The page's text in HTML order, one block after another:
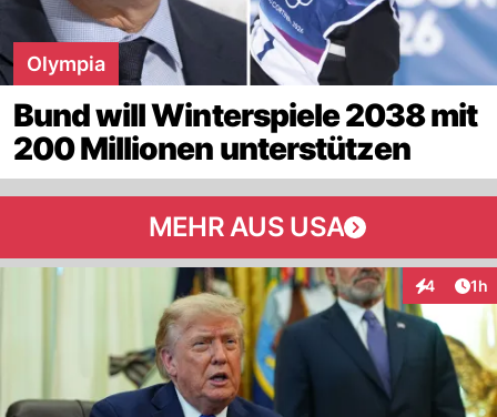
Olympia
Bund will Winterspiele 2038 mit
200 Millionen unterstützen
MEHR AUS USA
4 1h